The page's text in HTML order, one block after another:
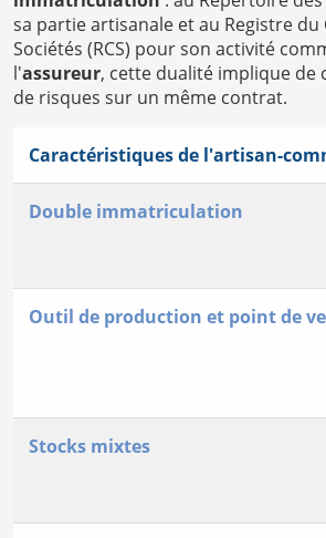
sa partie artisanale et au Registre du
Sociétés (RCS) pour son activité
l'assureur, cette dualité implique de
de risques sur un même contrat.
Caractéristiques de l'artisan-
Double immatriculation
Outil de production et point de
Stocks mixtes